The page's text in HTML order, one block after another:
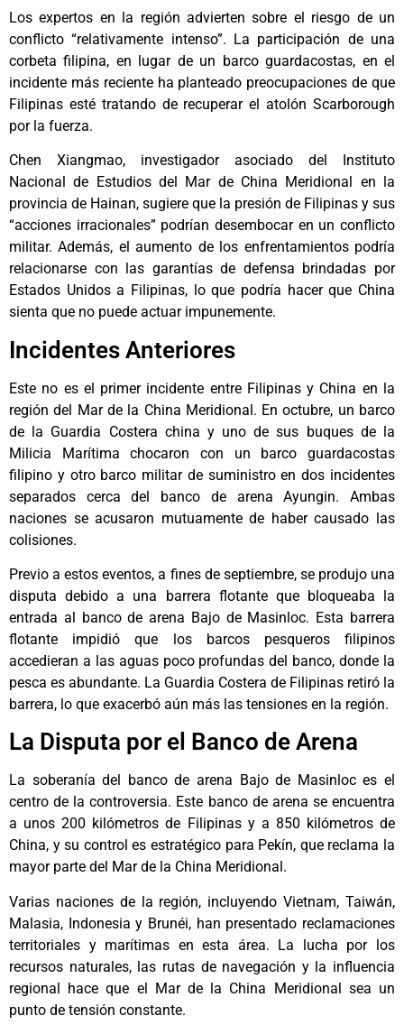
Los expertos en la región advierten sobre el riesgo de un
conflicto “relativamente intenso”. La participación de una
corbeta filipina, en lugar de un barco guardacostas, en el
incidente más reciente ha planteado preocupaciones de que
Filipinas esté tratando de recuperar el atolón Scarborough
por la fuerza.
Chen Xiangmao, investigador asociado del Instituto
Nacional de Estudios del Mar de China Meridional en la
provincia de Hainan, sugiere que la presión de Filipinas y sus
“acciones irracionales” podrían desembocar en un conflicto
militar. Además, el aumento de los enfrentamientos podría
relacionarse con las garantías de defensa brindadas por
Estados Unidos a Filipinas, lo que podría hacer que China
sienta que no puede actuar impunemente.
Incidentes Anteriores
Este no es el primer incidente entre Filipinas y China en la
región del Mar de la China Meridional. En octubre, un barco
de la Guardia Costera china y uno de sus buques de la
Milicia Marítima chocaron con un barco guardacostas
filipino y otro barco militar de suministro en dos incidentes
separados cerca del banco de arena Ayungin. Ambas
naciones se acusaron mutuamente de haber causado las
colisiones.
Previo a estos eventos, a fines de septiembre, se produjo una
disputa debido a una barrera flotante que bloqueaba la
entrada al banco de arena Bajo de Masinloc. Esta barrera
flotante impidió que los barcos pesqueros filipinos
accedieran a las aguas poco profundas del banco, donde la
pesca es abundante. La Guardia Costera de Filipinas retiró la
barrera, lo que exacerbó aún más las tensiones en la región.
La Disputa por el Banco de Arena
La soberanía del banco de arena Bajo de Masinloc es el
centro de la controversia. Este banco de arena se encuentra
a unos 200 kilómetros de Filipinas y a 850 kilómetros de
China, y su control es estratégico para Pekín, que reclama la
mayor parte del Mar de la China Meridional.
Varias naciones de la región, incluyendo Vietnam, Taiwán,
Malasia, Indonesia y Brunéi, han presentado reclamaciones
territoriales y marítimas en esta área. La lucha por los
recursos naturales, las rutas de navegación y la influencia
regional hace que el Mar de la China Meridional sea un
punto de tensión constante.